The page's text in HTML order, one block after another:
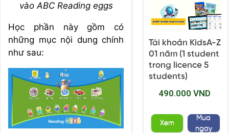
vào ABC Reading eggs
Học phần này gồm có
những mục nội dung chính
như sau:
Tài khoản KidsA-Z
01 năm (1 student
trong licence 5
students)
490.000 VND
Xem
Mua
ngay